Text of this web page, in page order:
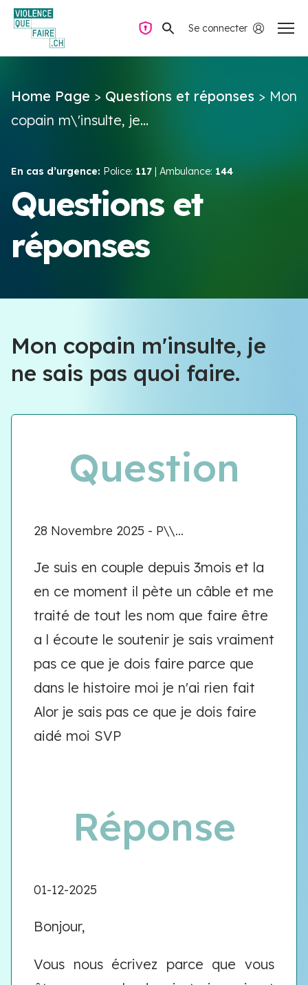
Se connecter
Questions & Réponses
La violence dans le couple
Ressources & Campagnes
Navigation privée
Home Page > Questions et réponses > Mon
copain m\'insulte, je...
En cas d’urgence: Police: 117 | Ambulance: 144
Questions et
réponses
Mon copain m'insulte, je
ne sais pas quoi faire.
Question
28 Novembre 2025 - P\\...
Je suis en couple depuis 3mois et la
en ce moment il pète un câble et me
traité de tout les nom que faire être
a l écoute le soutenir je sais vraiment
pas ce que je dois faire parce que
dans le histoire moi je n'ai rien fait
Alor je sais pas ce que je dois faire
aidé moi SVP
Réponse
01-12-2025
Bonjour,
Vous nous écrivez parce que vous